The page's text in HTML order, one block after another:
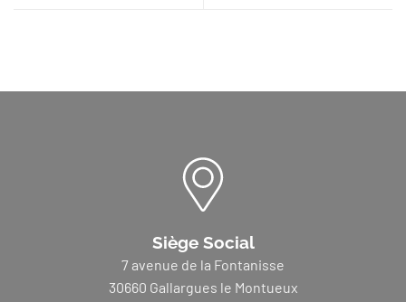
Siège Social
7 avenue de la Fontanisse
30660 Gallargues le Montueux